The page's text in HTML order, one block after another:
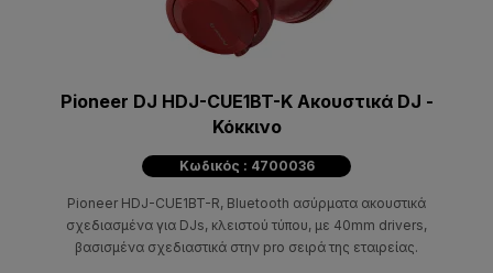
Pioneer DJ HDJ-CUE1BT-K Ακουστικά DJ -
Κόκκινo
Κωδικός : 4700036
Pioneer HDJ-CUE1BT-R, Bluetooth ασύρματα ακουστικά
σχεδιασμένα για DJs, κλειστού τύπου, με 40mm drivers,
βασισμένα σχεδιαστικά στην pro σειρά της εταιρείας.